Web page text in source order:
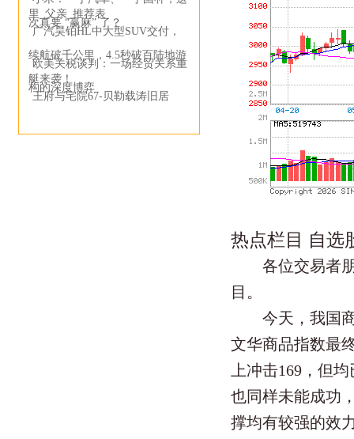
里_父亲_推荐表
次真要 “赢麻” 了？
广汽昊铂HL中大型SUV交付，
续航破千公里，4.5秒破百陆地游
艇来袭！
欧美关税谈判：一场经贸关系重
构的深度博弈
王府与宅院67-贝勒载涛旧居
热点栏目 自选
各位交易者朋
目。
今天，我国商
文华商品指数最
上冲击169，但
也同样未能成功
撑均有较强的效